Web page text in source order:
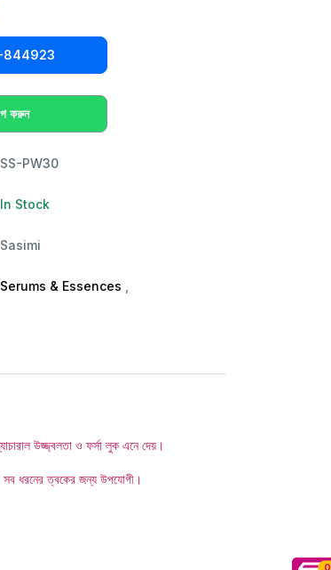
0
844923
করুন
SS-PW30
In Stock
Sasimi
Serums & Essences
উজ্জ্বলতা ও ফর্সা লুক এনে দেয়।
সব ধরনের ত্বকের জন্য উপযোগী।